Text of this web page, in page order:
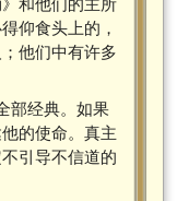
仰食头上的，
他们中有许多
部经典。如果
的使命。真主
引导不信道的